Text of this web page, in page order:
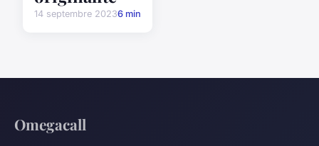
14 septembre 20236 min
Omegacall